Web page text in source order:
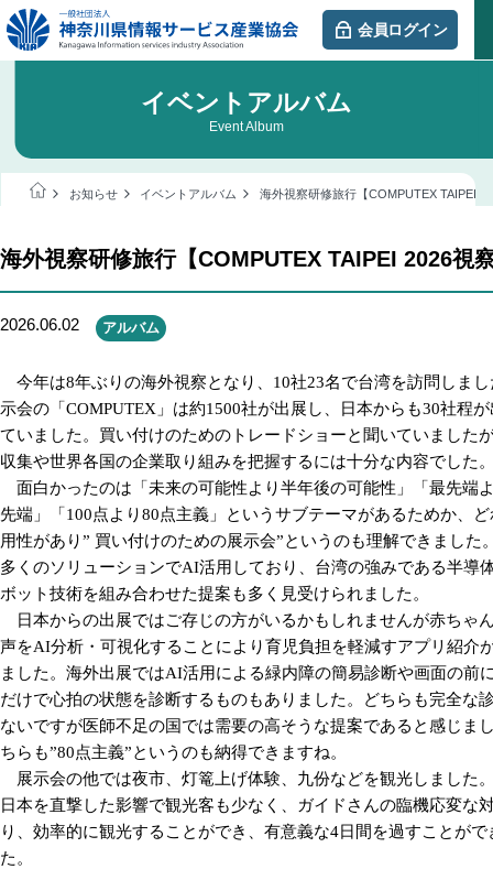
会員ログイン
イベントアルバム
Event Album
お知らせ イベントアルバム 海外視察研修旅行【COMPUTEX TAIPEI
海外視察研修旅行【COMPUTEX TAIPEI 2026視
2026.06.02 アルバム
今年は8年ぶりの海外視察となり、 10社23名で台湾を訪問しま
示会の「 COMPUTEX 」は約1500社が出展し、日本からも30社程
ていました。買い付けのためのトレードショーと聞いていました
収集や世界各国の企業取り組みを把握するには十分な内容でした
面白かったのは「未来の可能性より半年後の可能性」「最先端
先端」「 100点より80点主義」というサブテーマがあるためか、
用性があり” 買い付けのための展示会”というのも理解できました
多くのソリューションでAI活用しており、台湾の強みである半導
ボット技術を組み合わせた提案も多く見受けられました。
日本からの出展ではご存じの方がいるかもしれませんが赤ちゃ
声をAI分析・可視化することにより育児負担を軽減すアプリ紹介
ました。海外出展ではAI活用による緑内障の簡易診断や画面の前
だけで心拍の状態を診断するものもありました。どちらも完全な
ないですが医師不足の国では需要の高そうな提案であると感じま
ちらも”80点主義”というのも納得できますね。
展示会の他では夜市、灯篭上げ体験、九份などを観光しました
日本を直撃した影響で観光客も少なく、ガイドさんの臨機応変な
り、効率的に観光することができ、有意義な4日間を過すことがで
た。